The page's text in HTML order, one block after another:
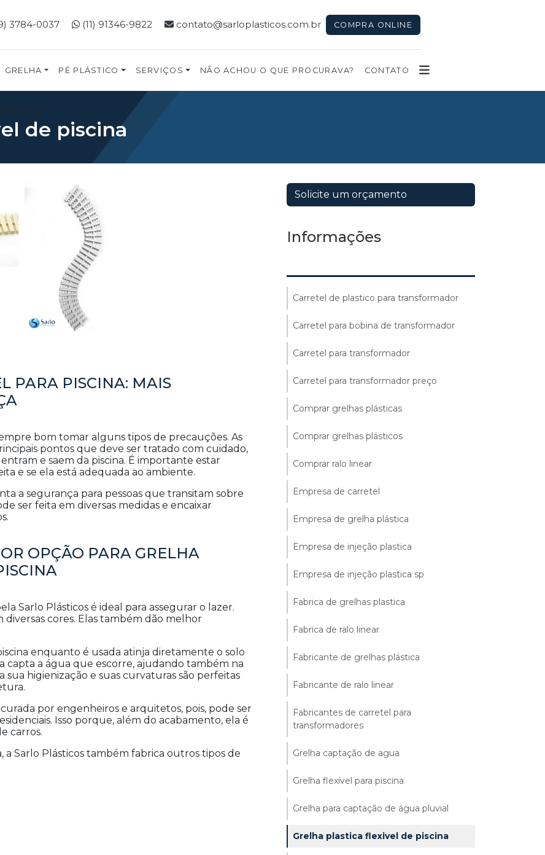
3784-0037 (11) 91346-9822 contato@sarloplasticos.com.br COMPRA ONLINE
GRELHA PÉ PLÁSTICO SERVIÇOS NÃO ACHOU O QUE PROCURAVA? CONTATO
piscina
de piscina
PARA PISCINA: MAIS
bom tomar alguns tipos de precauções. As
pontos que deve ser tratado com cuidado,
e saem da piscina. É importante estar
e se ela está adequada ao ambiente.
a segurança para pessoas que transitam sobre
ser feita em diversas medidas e encaixar
OPÇÃO PARA GRELHA
Sarlo Plásticos é ideal para assegurar o lazer.
cores. Elas também dão melhor
enquanto é usada atinja diretamente o solo
capta a água que escorre, ajudando também na
higienização e suas curvaturas são perfeitas
por engenheiros e arquitetos, pois, pode ser
Isso porque, além do acabamento, ela é
carros.
Sarlo Plásticos também fabrica outros tipos de
Solicite um orçamento
Informações
Carretel de plastico para transformador
Carretel para bobina de transformador
Carretel para transformador
Carretel para transformador preço
Comprar grelhas plásticas
Comprar grelhas plásticos
Comprar ralo linear
Empresa de carretel
Empresa de grelha plástica
Empresa de injeção plastica
Empresa de injeção plastica sp
Fabrica de grelhas plastica
Fabrica de ralo linear
Fabricante de grelhas plástica
Fabricante de ralo linear
Fabricantes de carretel para
transformadores
Grelha captação de agua
Grelha flexível para piscina
Grelha para captação de água pluvial
Grelha plastica flexivel de piscina